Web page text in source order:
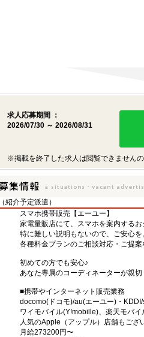
求人応募期間 ：
2026/07/30 ～ 2026/08/31
※掲載を終了した求人は閲覧できません
紹介予定派遣）
スマホ携帯販売【エーユー】
家電量販店にて、スマホを案内するお
特に難しい説明もないので、ご安心を
各種料金プランのご相談対応・ご提案
初めての方でも安心♪
あなた専属のコーディネーターが親
■携帯やインターネット販売業務
docomo(ドコモ)/au(エーユー)・
ワイモバイル(Y!mobille)、楽天モバ
人気のApple（アップル）店舗もござ
月給273200円〜